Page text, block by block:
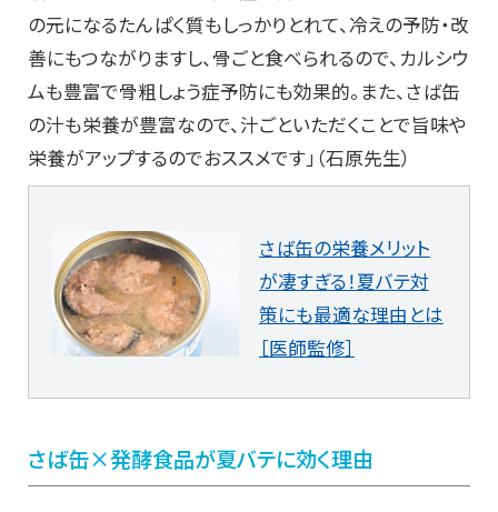
の元になるたんぱく質もしっかりとれて、冷えの予防・改
善にもつながりますし、骨ごと食べられるので、カルシウ
ムも豊富で骨粗しょう症予防にも効果的。また、さば缶
の汁も栄養が豊富なので、汁ごといただくことで旨味や
栄養がアップするのでおススメです」（石原先生）
さば缶の栄養メリット
が凄すぎる！夏バテ対
策にも最適な理由とは
［医師監修］
さば缶×発酵食品が夏バテに効く理由